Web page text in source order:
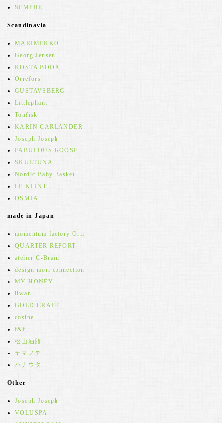
SEMPRE
Scandinavia
MARIMEKKO
Georg Jensen
KOSTA BODA
Orrefors
GUSTAVSBERG
Littlephant
Tonfisk
KARIN CARLANDER
Joseph Joseph
FABULOUS GOOSE
SKULTUNA
Nordic Baby Basket
LE KLINT
OSMIA
made in Japan
momentum factory Orii
QUARTER REPORT
atelier C-Brain
design mori connection
MY HONEY
iiwan
GOLD CRAFT
cosine
f&f
松山油脂
ヤマノテ
ハナウタ
Other
Joseph Joseph
VOLUSPA